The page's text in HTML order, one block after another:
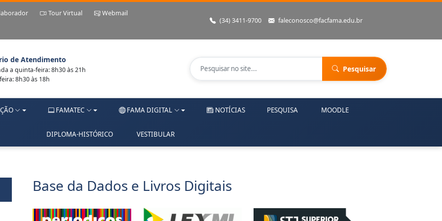
Tour Virtual
Webmail
(34) 3411-9700
faleconosco@facfama.edu.br
de Atendimento
a quinta-feira: 8h30 às 21h
8h30 às 18h
Pesquisar
FAMATEC FAMA DIGITAL NOTÍCIAS PESQUISA MOODLE
DIPLOMA-HISTÓRICO VESTIBULAR
Base da Dados e Livros Digitais